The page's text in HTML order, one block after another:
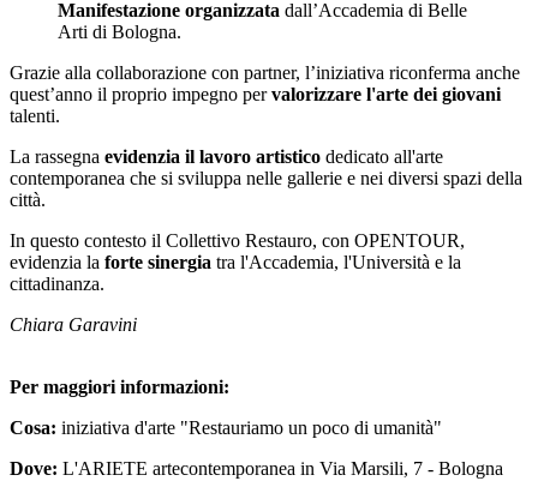
Manifestazione organizzata dall’Accademia di Belle
Arti di Bologna.
Grazie alla collaborazione con partner, l’iniziativa riconferma anche
quest’anno il proprio impegno pervalorizzare l'arte dei giovani
talenti.
La rassegna evidenzia il lavoro artistico dedicato all'arte
contemporanea che si sviluppa nelle gallerie e nei diversi spazi della
città.
In questo contesto il Collettivo Restauro, con OPENTOUR,
evidenzia la forte sinergia tra l'Accademia, l'Università e la
cittadinanza.
Chiara Garavini
Per maggiori informazioni:
Cosa: iniziativa d'arte "Restauriamo un poco di umanità"
Dove: L'ARIETE artecontemporanea in Via Marsili, 7 - Bologna